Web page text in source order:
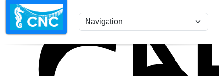
Panneau de gestion des cookies